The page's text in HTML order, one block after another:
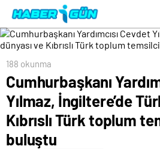
toplum temsilcileriyle buluştu
188 okunma
Cumhurbaşkanı
Yılmaz, İngiltere’de
Kıbrıslı Türk toplum
buluştu